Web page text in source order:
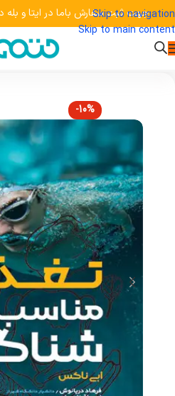
Skip to navigation
Skip to main content
جهت ثبت سفارش باما در ایتا و بله در ارتباط
-10%